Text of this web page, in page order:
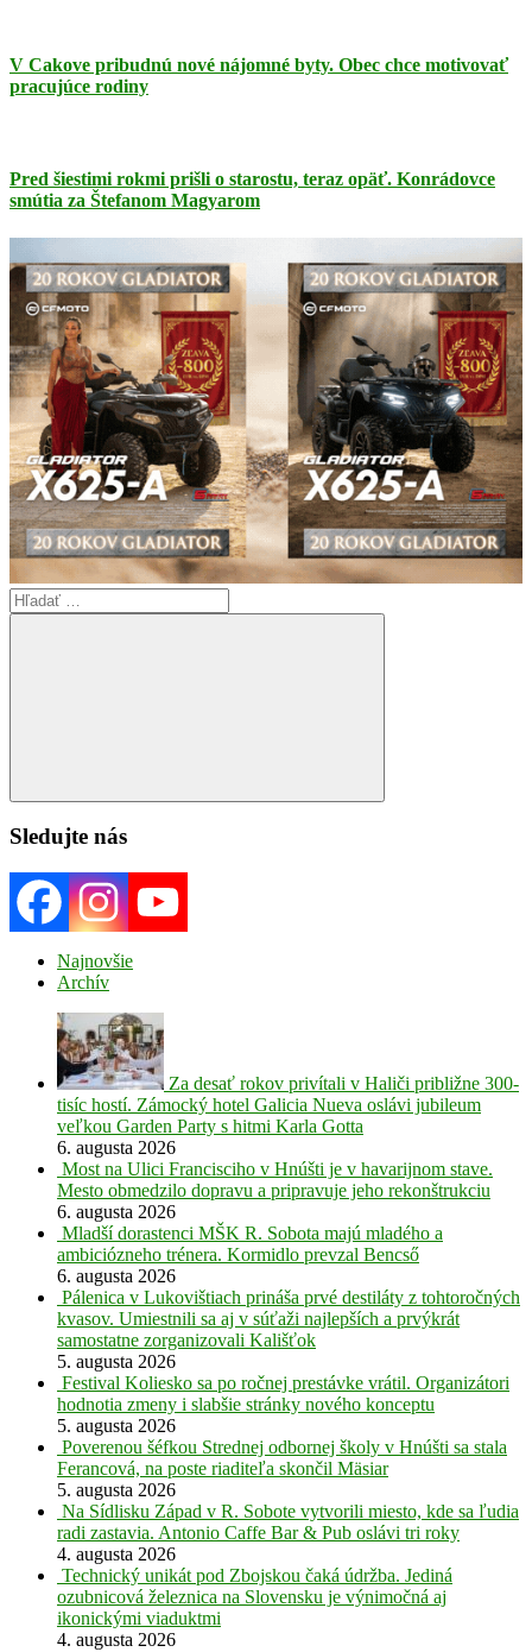
V Cakove pribudnú nové nájomné byty. Obec chce motivovať
pracujúce rodiny
Pred šiestimi rokmi prišli o starostu, teraz opäť. Konrádovce
smútia za Štefanom Magyarom
Search
for:
Search
Sledujte nás
Najnovšie
Archív
Za desať rokov privítali v Haliči približne 300-
tisíc hostí. Zámocký hotel Galicia Nueva oslávi jubileum
veľkou Garden Party s hitmi Karla Gotta
6. augusta 2026
Most na Ulici Francisciho v Hnúšti je v havarijnom stave.
Mesto obmedzilo dopravu a pripravuje jeho rekonštrukciu
6. augusta 2026
Mladší dorastenci MŠK R. Sobota majú mladého a
ambiciózneho trénera. Kormidlo prevzal Bencső
6. augusta 2026
Pálenica v Lukovištiach prináša prvé destiláty z tohtoročných
kvasov. Umiestnili sa aj v súťaži najlepších a prvýkrát
samostatne zorganizovali Kališťok
5. augusta 2026
Festival Koliesko sa po ročnej prestávke vrátil. Organizátori
hodnotia zmeny i slabšie stránky nového konceptu
5. augusta 2026
Poverenou šéfkou Strednej odbornej školy v Hnúšti sa stala
Ferancová, na poste riaditeľa skončil Mäsiar
5. augusta 2026
Na Sídlisku Západ v R. Sobote vytvorili miesto, kde sa ľudia
radi zastavia. Antonio Caffe Bar & Pub oslávi tri roky
4. augusta 2026
Technický unikát pod Zbojskou čaká údržba. Jediná
ozubnicová železnica na Slovensku je výnimočná aj
ikonickými viaduktmi
4. augusta 2026